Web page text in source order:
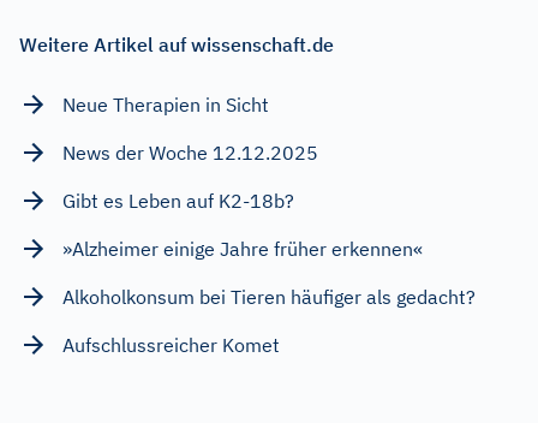
Weitere Artikel auf wissenschaft.de
Neue Therapien in Sicht
News der Woche 12.12.2025
Gibt es Leben auf K2-18b?
»Alzheimer einige Jahre früher erkennen«
Alkoholkonsum bei Tieren häufiger als gedacht?
Aufschlussreicher Komet